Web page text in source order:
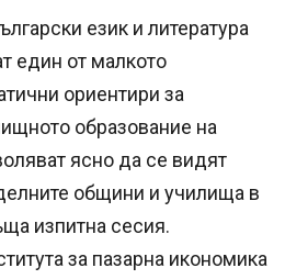
език и литература
един от малкото
ориентири за
образование на
ясно да се видят
общини и училища в
изпитна сесия.
за пазарна икономика